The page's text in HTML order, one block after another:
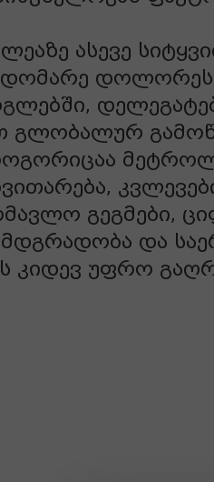
ასევე
გლობალურ
გეგმები,
და
კიდევ უფრო